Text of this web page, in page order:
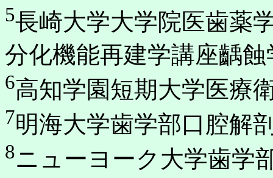
5長崎大学大学院医歯薬
分化機能再建学講座齲蝕
6高知学園短期大学医療
7明海大学歯学部口腔解
8ニューヨーク大学歯学